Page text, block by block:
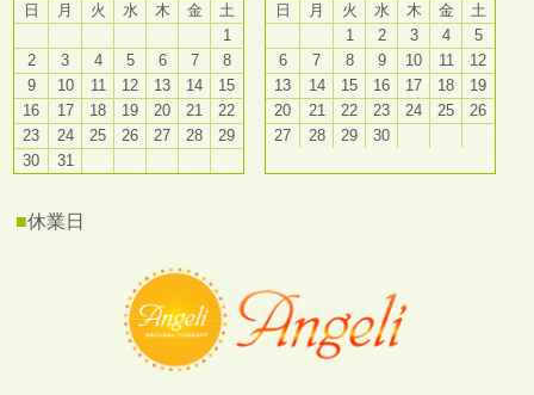
日
月 火 水 木 金
土
1
2
3 4 5 6 7
8
9
10 11 12 13 14
15
16
17 18 19 20 21
22
23
24 25 26 27 28
29
30
31
日
月 火 水 木 金
土
1
2 3 4
5
6
7 8 9 10 11
12
13
14 15 16 17 18
19
20
21 22 23 24 25
26
27
28 29 30
■休業日